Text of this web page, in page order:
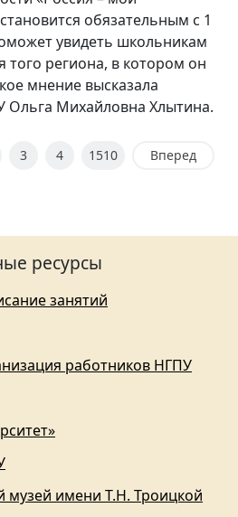
обязательным с 1
увидеть школьникам
того региона, в котором он
мнение высказала
Михайловна Хлытина.
3 4 1510 Вперед
ресурсы
занятий
работников НГПУ
имени Т.Н. Троицкой